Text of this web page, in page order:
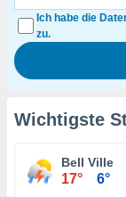
Ich habe die
zu.
Wichtigste
Bell Ville
17° 6°